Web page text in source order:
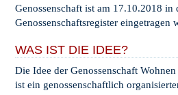
Genossenschaft ist am 17.10.2018 in
Genossenschaftsregister eingetragen
WAS IST DIE IDEE?
Die Idee der Genossenschaft
ist ein genossenschaftlich